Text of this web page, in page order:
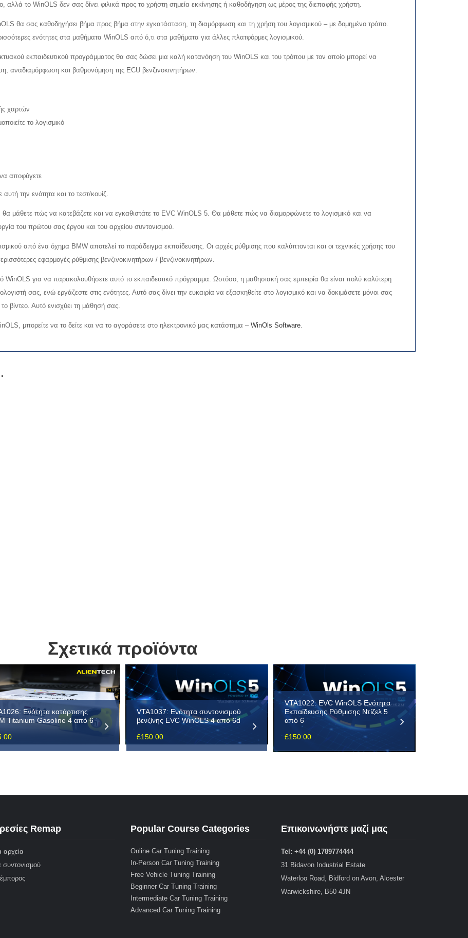
αλλά το WinOLS δεν σας δίνει φιλικά προς το χρήστη σημεία εκκίνησης ή καθοδήγηση ως μέρος της διεπαφής χρήστη.
θα σας καθοδηγήσει βήμα προς βήμα στην εγκατάσταση, τη διαμόρφωση και τη χρήση του λογισμικού – με δομημένο τρόπο.
ενότητες στα μαθήματα WinOLS από ό,τι στα μαθήματα για άλλες πλατφόρμες λογισμικού.
εκπαιδευτικού προγράμματος θα σας δώσει μια καλή κατανόηση του WinOLS και του τρόπου με τον οποίο μπορεί να
αναδιαμόρφωση και βαθμονόμηση της ECU βενζινοκινητήρων.
χαρτών
το λογισμικό
να αποφύγετε
την ενότητα και το τεστ/κουίζ.
μάθετε πώς να κατεβάζετε και να εγκαθιστάτε το EVC WinOLS 5. Θα μάθετε πώς να διαμορφώνετε το λογισμικό και να
του πρώτου σας έργου και του αρχείου συντονισμού.
από ένα όχημα BMW αποτελεί το παράδειγμα εκπαίδευσης. Οι αρχές ρύθμισης που καλύπτονται και οι τεχνικές χρήσης του
εφαρμογές ρύθμισης βενζινοκινητήρων / βενζινοκινητήρων.
WinOLS για να παρακολουθήσετε αυτό το εκπαιδευτικό πρόγραμμα. Ωστόσο, η μαθησιακή σας εμπειρία θα είναι πολύ καλύτερη
σας, ενώ εργάζεστε στις ενότητες. Αυτό σας δίνει την ευκαιρία να εξασκηθείτε στο λογισμικό και να δοκιμάσετε μόνοι σας
το βίντεο. Αυτό ενισχύει τη μάθησή σας.
μπορείτε να το δείτε και να το αγοράσετε στο ηλεκτρονικό μας κατάστημα – WinOls Software.
Σχετικά προϊόντα
Ενότητα κατάρτισης
Titanium Gasoline 4 από 6
VTA1037: Ενότητα συντονισμού
βενζίνης EVC WinOLS 4 από 6d
£150.00
VTA1022: EVC WinOLS Ενότητα
Εκπαίδευσης Ρύθμισης Ντίζελ 5
από 6
£150.00
Remap
αρχεία
συντονισμού
έμπορος
Popular Course Categories
Online Car Tuning Training
In-Person Car Tuning Training
Free Vehicle Tuning Training
Beginner Car Tuning Training
Intermediate Car Tuning Training
Advanced Car Tuning Training
Επικοινωνήστε μαζί μας
Tel: +44 (0) 1789774444
31 Bidavon Industrial Estate
Waterloo Road, Bidford on Avon, Alcester
Warwickshire, B50 4JN